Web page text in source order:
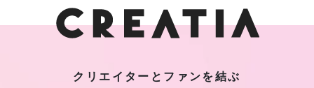
クリエイターとファンを結ぶ